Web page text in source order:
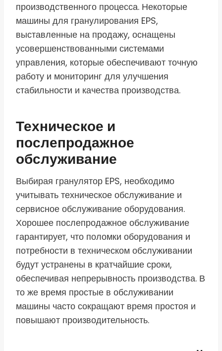
производственного процесса. Некоторые
машины для гранулирования EPS,
выставленные на продажу, оснащены
усовершенствованными системами
управления, которые обеспечивают точную
работу и мониторинг для улучшения
стабильности и качества производства.
Техническое и
послепродажное
обслуживание
Выбирая гранулятор EPS, необходимо
учитывать техническое обслуживание и
сервисное обслуживание оборудования.
Хорошее послепродажное обслуживание
гарантирует, что поломки оборудования и
потребности в техническом обслуживании
будут устранены в кратчайшие сроки,
обеспечивая непрерывность производства. В
то же время простые в обслуживании
машины часто сокращают время простоя и
повышают производительность.